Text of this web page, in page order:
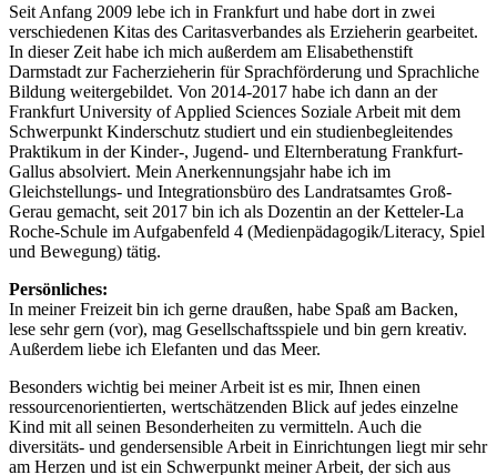
Seit Anfang 2009 lebe ich in Frankfurt und habe dort in zwei
verschiedenen Kitas des Caritasverbandes als Erzieherin gearbeitet.
In dieser Zeit habe ich mich außerdem am Elisabethenstift
Darmstadt zur Facherzieherin für Sprachförderung und Sprachliche
Bildung weitergebildet. Von 2014-2017 habe ich dann an der
Frankfurt University of Applied Sciences Soziale Arbeit mit dem
Schwerpunkt Kinderschutz studiert und ein studienbegleitendes
Praktikum in der Kinder-, Jugend- und Elternberatung Frankfurt-
Gallus absolviert. Mein Anerkennungsjahr habe ich im
Gleichstellungs- und Integrationsbüro des Landratsamtes Groß-
Gerau gemacht, seit 2017 bin ich als Dozentin an der Ketteler-La
Roche-Schule im Aufgabenfeld 4 (Medienpädagogik/Literacy, Spiel
und Bewegung) tätig.
Persönliches:
In meiner Freizeit bin ich gerne draußen, habe Spaß am Backen,
lese sehr gern (vor), mag Gesellschaftsspiele und bin gern kreativ.
Außerdem liebe ich Elefanten und das Meer.
Besonders wichtig bei meiner Arbeit ist es mir, Ihnen einen
ressourcenorientierten, wertschätzenden Blick auf jedes einzelne
Kind mit all seinen Besonderheiten zu vermitteln. Auch die
diversitäts- und gendersensible Arbeit in Einrichtungen liegt mir sehr
am Herzen und ist ein Schwerpunkt meiner Arbeit, der sich aus